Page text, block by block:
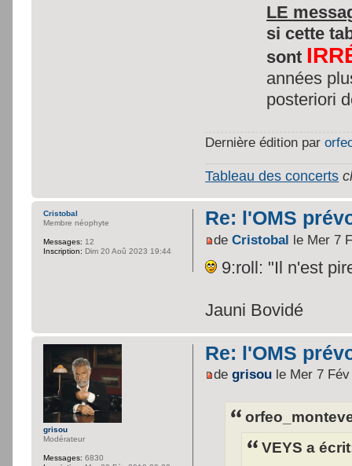
LE
si cette
sont
années
posteriori
Dernière édition par
Tableau des concerts
Re: l'OMS
deCristobal le Mer 7
9:roll: "Il n'est
Jauni Bovidé
Cristobal
Membre néophyte
Messages: 12
Inscription: Dim 20 Aoû 2023 19:44
Re: l'OMS
degrisou le Mer 7
VEYS a
grisou
Modérateur
Messages: 6830